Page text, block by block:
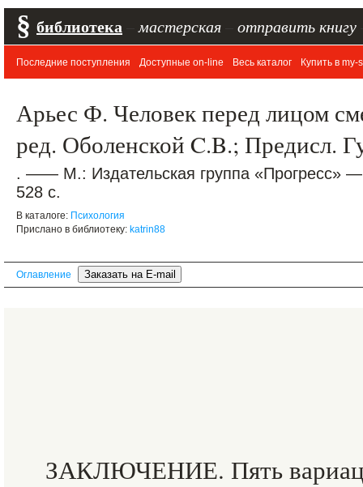
§ библиотека мастерская отправить книгу
Последние поступления Доступные on-line Весь каталог Купить в my-
Арьес Ф. Человек перед лицом
ред. Оболенской C.B.; Предисл.
. —— М.: Издательская группа «Прогресс»
528 с.
В каталоге: Психология
Прислано в библиотеку: katrin88
Оглавление
ЗАКЛЮЧЕНИЕ. Пять